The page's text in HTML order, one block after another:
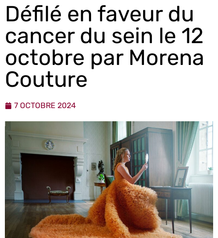
Défilé en faveur du
cancer du sein le 12
octobre par Morena
Couture
7 OCTOBRE 2024